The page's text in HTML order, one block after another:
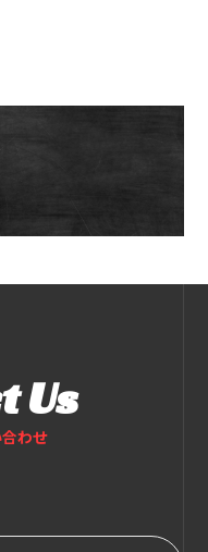
Us
わせ